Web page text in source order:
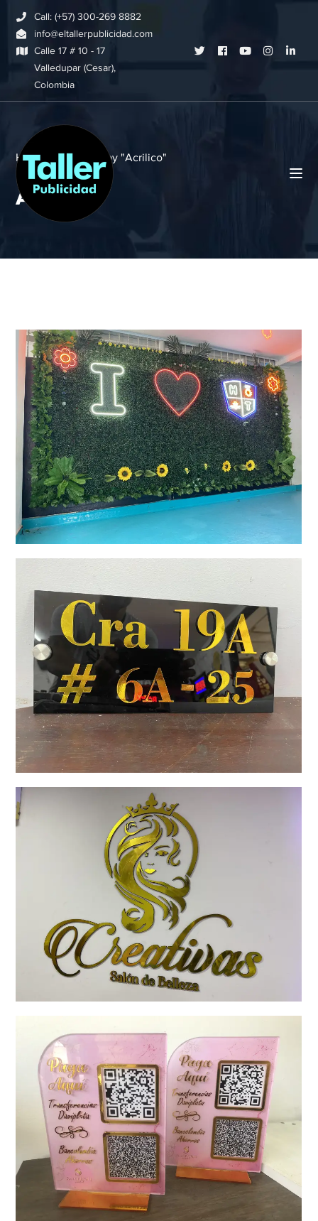
Call: (+57) 300-269 8882
info@eltallerpublicidad.com
Calle 17 # 10 - 17
Valledupar (Cesar),
Colombia
TwitterFacebook
YoutubeInstagram
Home Archive by "Acrilico"
Acrilico